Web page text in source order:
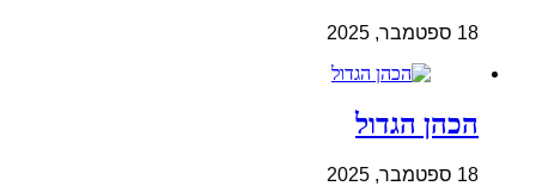
18 ספטמבר, 2025
הכהן הגדול
18 ספטמבר, 2025